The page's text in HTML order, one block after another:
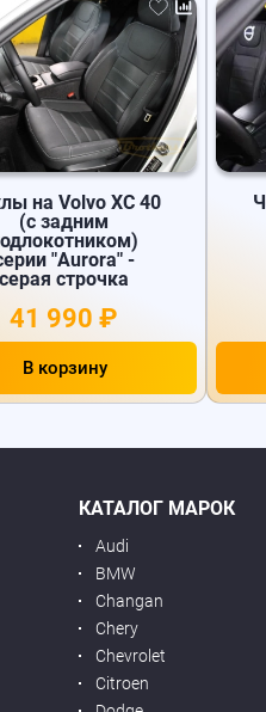
на Volvo XC 40
(с задним
"Aurora" -
серая строчка
41 990 ₽
В корзину
КАТАЛОГ МАРОК
Audi
BMW
Changan
Chery
Chevrolet
Citroen